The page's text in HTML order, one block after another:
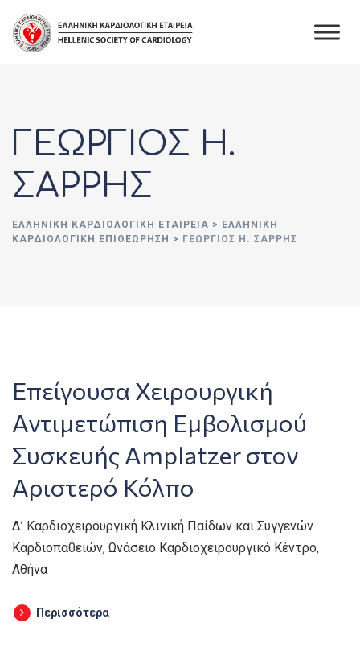
content
ΓΕΩΡΓΙΟΣ Η.
ΣΑΡΡΗΣ
ΕΛΛΗΝΙΚΉ ΚΑΡΔΙΟΛΟΓΙΚΉ ΕΤΑΙΡΕΊΑ > ΕΛΛΗΝΙΚΗ
ΚΑΡΔΙΟΛΟΓΙΚΗ ΕΠΙΘΕΩΡΗΣΗ > ΓΕΩΡΓΙΟΣ Η. ΣΑΡΡΗΣ
Επείγουσα Χειρουργική
Αντιμετώπιση Εμβολισμού
Συσκευής Amplatzer στον
Αριστερό Κόλπο
Δ’ Καρδιοχειρουργική Κλινική Παίδων και Συγγενών
Καρδιοπαθειών, Ωνάσειο Καρδιοχειρουργικό Κέντρο,
Αθήνα
Περισσότερα